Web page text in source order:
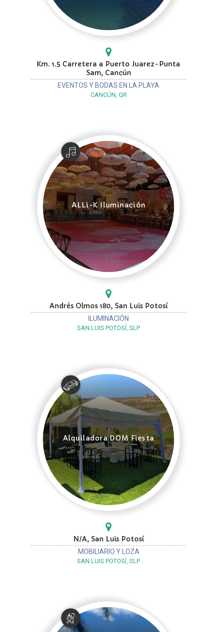
Km. 1.5 Carretera a Puerto Juarez-Punta
Sam, Cancún
EVENTOS Y BODAS EN LA PLAYA
CANCÚN, QR
ALLi-K Iluminación
Andrés Olmos 180, San Luis Potosí
ILUMINACIÓN
SAN LUIS POTOSÍ, SLP
Alquiladora DOM Fiesta
N/A, San Luis Potosí
MOBILIARIO Y LOZA
SAN LUIS POTOSÍ, SLP